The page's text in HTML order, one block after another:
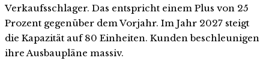
Verkaufsschlager. Das entspricht einem Plus von 25
Prozent gegenüber dem Vorjahr. Im Jahr 2027 steigt
die Kapazität auf 80 Einheiten. Kunden beschleunigen
ihre Ausbaupläne massiv.